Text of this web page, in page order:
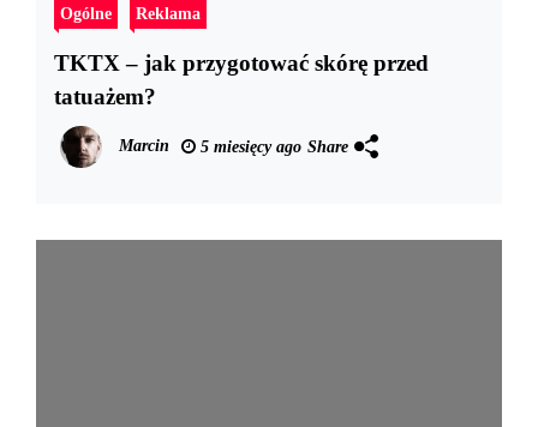
Ogólne Reklama
TKTX – jak przygotować skórę przed
tatuażem?
Marcin 5 miesięcy ago Share